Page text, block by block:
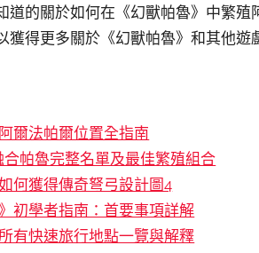
道的關於如何在《幻獸帕魯》中繁
獲得更多關於《幻獸帕魯》和其他遊
爾法帕爾位置全指南
合帕魯完整名單及最佳繁殖組合
何獲得傳奇弩弓設計圖4
初學者指南：首要事項詳解
有快速旅行地點一覽與解釋